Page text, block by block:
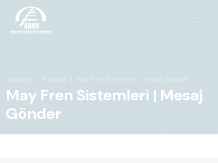
Anasayfa Firmalar May Fren Sistemleri Mesaj Gönder
May Fren Sistemleri | Mesaj
Gönder